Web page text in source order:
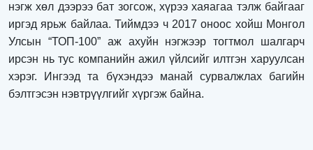
нэгж хөл дээрээ бат зогсож, хүрээ хаяагаа тэлж байгааг
иргэд ярьж байлаа. Тиймдээ ч 2017 оноос хойш Монгол
Улсын “ТОП-100” аж ахуйн нэгжээр тогтмол шалгарч
ирсэн нь тус компанийн ажил үйлсийг илтгэн харуулсан
хэрэг. Ингээд та бүхэндээ манай сурвалжлах багийн
бэлтгэсэн нэвтрүүлгийг хүргэж байна.